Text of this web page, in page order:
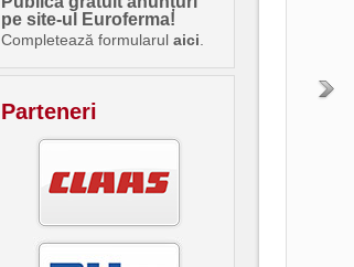
pe site-ul Euroferma!
Completează formularul aici
Parteneri